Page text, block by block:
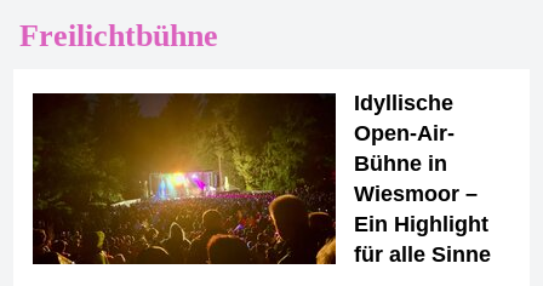
Freilichtbühne
Idyllische
Open-Air-
Bühne in
Wiesmoor –
Ein Highlight
für alle Sinne